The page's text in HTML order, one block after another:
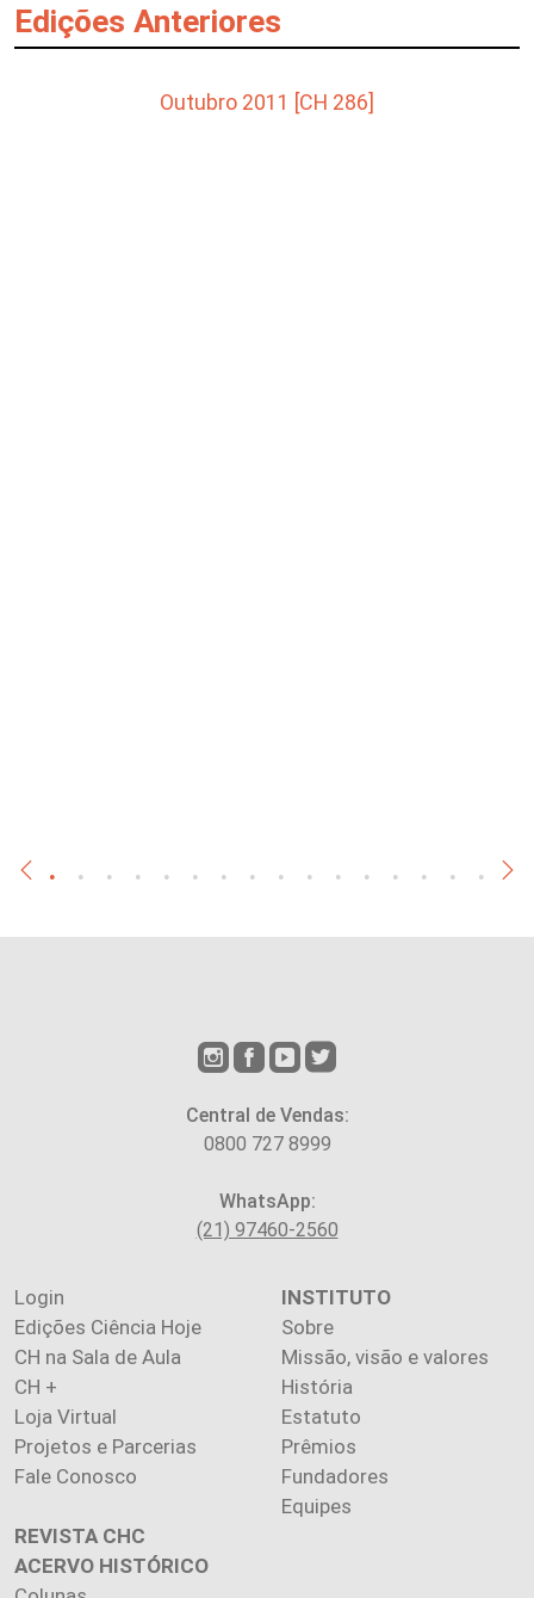
Edições Anteriores
Outubro 2011 [CH 286]
Central de Vendas:
0800 727 8999
WhatsApp:
(21) 97460-2560
Login
Edições Ciência Hoje
CH na Sala de Aula
CH +
Loja Virtual
Projetos e Parcerias
Fale Conosco
INSTITUTO
Sobre
Missão, visão e valores
História
Estatuto
Prêmios
Fundadores
Equipes
REVISTA CHC
ACERVO HISTÓRICO